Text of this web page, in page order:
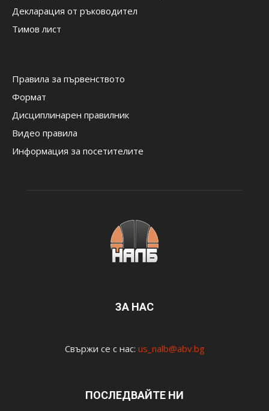
Декларация от ръководител
Тимов лист
Правила за първенството
Формат
Дисциплинарен правилник
Видео правила
Информация за посетителите
ЗА НАС
Свържи се с нас: us_nalb@abv.bg
ПОСЛЕДВАЙТЕ НИ